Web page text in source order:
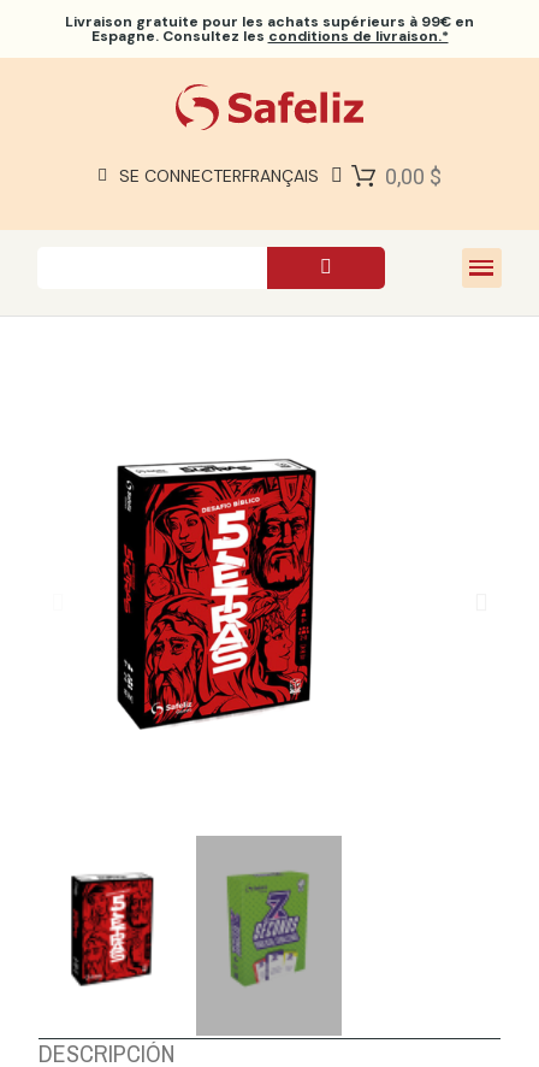
Livraison gratuite pour les achats supérieurs à 99€ en
Espagne. Consultez les conditions de livraison.*
SE CONNECTERFRANÇAIS 0,00 $
À PROPOS DE NOUS
DESCRIPCIÓN